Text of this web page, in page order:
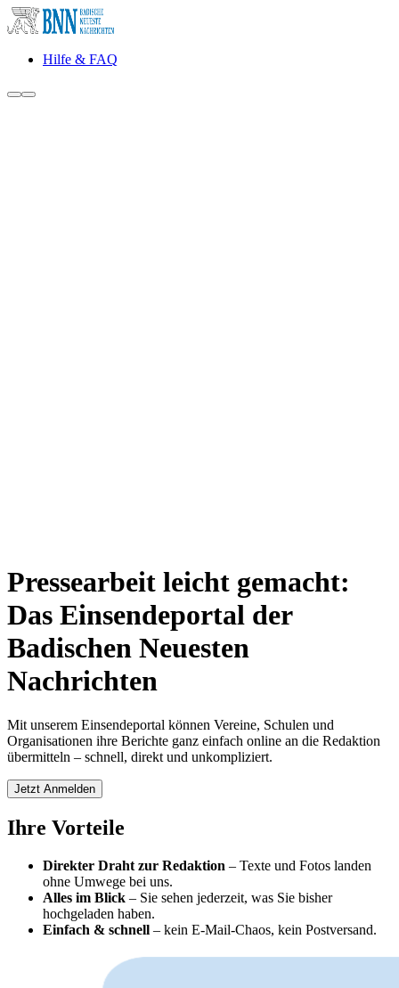
Hilfe & FAQ
Pressearbeit leicht gemacht:
Das Einsendeportal der
Badischen Neuesten
Nachrichten
Mit unserem Einsendeportal können Vereine, Schulen und
Organisationen ihre Berichte ganz einfach online an die Redaktion
übermitteln – schnell, direkt und unkompliziert.
Jetzt Anmelden
Ihre Vorteile
Direkter Draht zur Redaktion – Texte und Fotos landen
ohne Umwege bei uns.
Alles im Blick – Sie sehen jederzeit, was Sie bisher
hochgeladen haben.
Einfach & schnell – kein E-Mail-Chaos, kein Postversand.